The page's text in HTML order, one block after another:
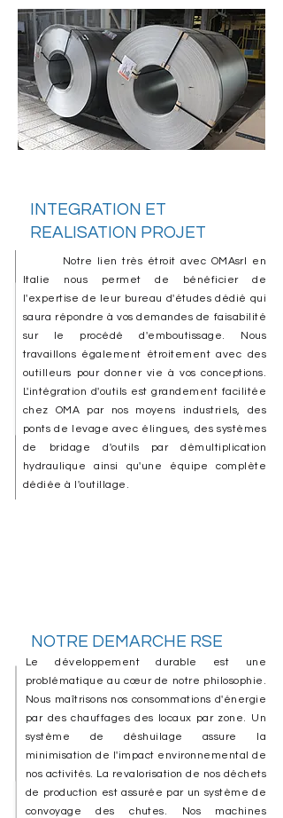
INTEGRATION ET
REALISATION PROJET
Notre lien très étroit avec OMAsrl en
Italie nous permet de bénéficier de
l'expertise de leur bureau d'études dédié qui
saura répondre à vos demandes de faisabilité
sur le procédé d'emboutissage. Nous
travaillons également étroitement avec des
outilleurs pour donner vie à vos conceptions.
L'intégration d'outils est grandement facilitée
chez OMA par nos moyens industriels, des
ponts de levage avec élingues, des systèmes
de bridage d'outils par démultiplication
hydraulique ainsi qu'une équipe complète
dédiée à l'outillage.
NOTRE DEMARCHE RSE
Le développement durable est une
problématique au cœur de notre philosophie.
Nous maîtrisons nos consommations d'énergie
par des chauffages des locaux par zone. Un
système de déshuilage assure la
minimisation de l'impact environnemental de
nos activités. La revalorisation de nos déchets
de production est assurée par un système de
convoyage des chutes. Nos machines